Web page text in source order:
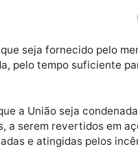
no combate aos
Segurança para
bem como a
é que seja fornecido